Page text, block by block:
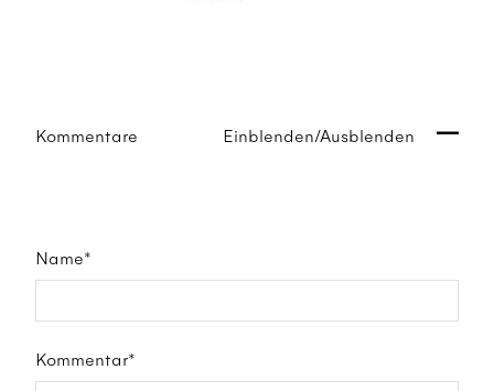
Kommentare Einblenden/Ausblenden
Name*
Kommentar*